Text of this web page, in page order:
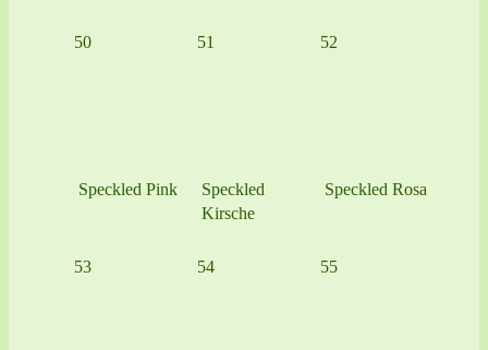
50
Speckled Pink
51
Speckled
Kirsche
52
Speckled Rosa
53 54 55